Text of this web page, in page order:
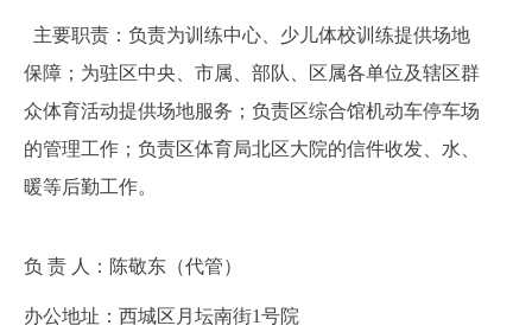
主要职责：负责为训练中心、少儿体校训练提供场地
保障；为驻区中央、市属、部队、区属各单位及辖区群
众体育活动提供场地服务；负责区综合馆机动车停车场
的管理工作；负责区体育局北区大院的信件收发、水、
暖等后勤工作。
负 责 人： 陈敬东（代管）
办公地址： 西城区月坛南街1号院